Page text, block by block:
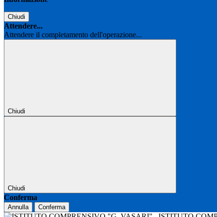
Chiudi
Attendere...
Attendere il completamento dell'operazione...
Chiudi
Chiudi
Conferma
Annulla Conferma